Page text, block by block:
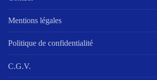
Mentions légales
Politique de confidentialité
C.G.V.